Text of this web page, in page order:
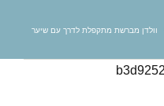
וולדן מברשת מתקפלת לדרך עם שיער